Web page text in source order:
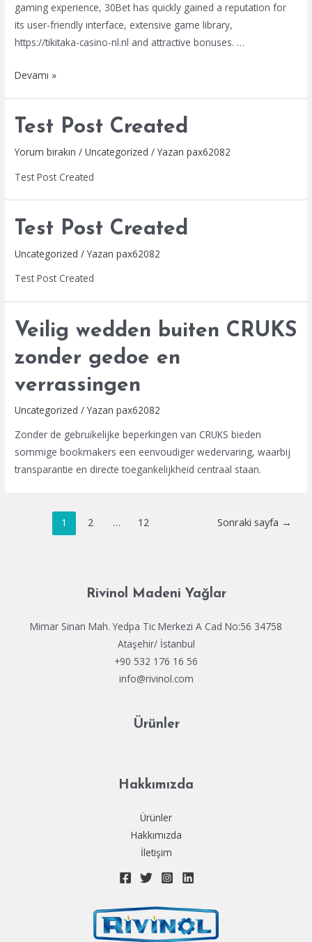
gaming experience, 30Bet has quickly gained a reputation for
its user-friendly interface, extensive game library,
https://tikitaka-casino-nl.nl and attractive bonuses. …
30Bet
of
30Bet
in
the
Devamı »
Test Post Created
Yorum bırakın /Uncategorized / Yazan pax62082
Test Post Created
Test Post Created
Uncategorized / Yazan pax62082
Test Post Created
Veilig wedden buiten CRUKS
zonder gedoe en
verrassingen
Uncategorized / Yazan pax62082
Zonder de gebruikelijke beperkingen van CRUKS bieden
sommige bookmakers een eenvoudiger wedervaring, waarbij
transparantie en directe toegankelijkheid centraal staan.
1 2 … 12 Sonraki sayfa →
Rivinol Madeni Yağlar
Mimar Sinan Mah. Yedpa Tic Merkezi A Cad No:56 34758
Ataşehir/ İstanbul
+90 532 176 16 56
info@rivinol.com
Ürünler
Hakkımızda
Ürünler
Hakkımızda
İletişim